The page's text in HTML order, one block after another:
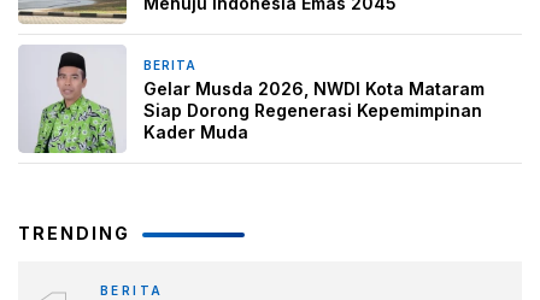
BERITA
Gelar Musda 2026, NWDI Kota Mataram
Siap Dorong Regenerasi Kepemimpinan
Kader Muda
TRENDING
BERITA